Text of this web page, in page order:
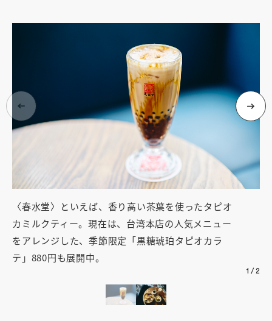
〈春水堂〉といえば、香り高い茶葉を使ったタピオ
カミルクティー。現在は、台湾本店の人気メニュー
をアレンジした、季節限定「黒糖琥珀タピオカラ
テ」880円も展開中。
1 / 2